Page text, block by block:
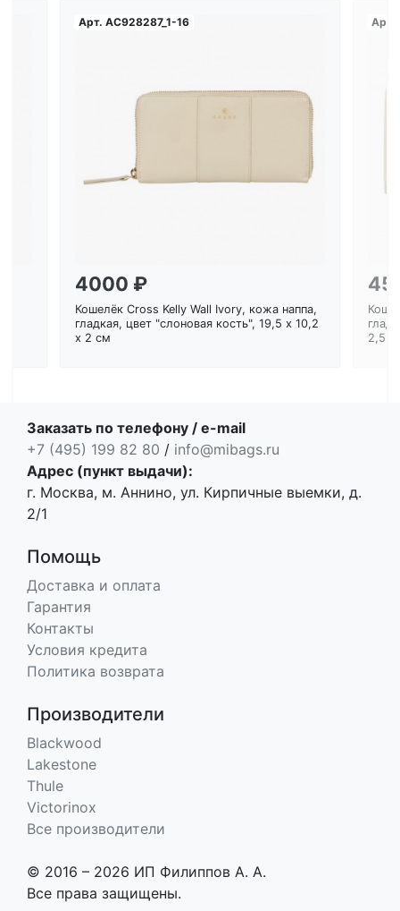
Арт. AC928287_1-16
4000 ₽
Кошелёк Cross Kelly Wall Ivory, кожа наппа,
гладкая, цвет "слоновая кость", 19,5 x 10,2
x 2 см
Арт.
2,5
Заказать по телефону / e-mail
+7 (495) 199 82 80 / info@mibags.ru
Адрес (пункт выдачи):
г. Москва, м. Аннино, ул. Кирпичные выемки, д.
2/1
Помощь
Доставка и оплата
Гарантия
Контакты
Условия кредита
Политика возврата
Производители
Blackwood
Lakestone
Thule
Victorinox
Все производители
© 2016 – 2026 ИП Филиппов А. А.
Все права защищены.